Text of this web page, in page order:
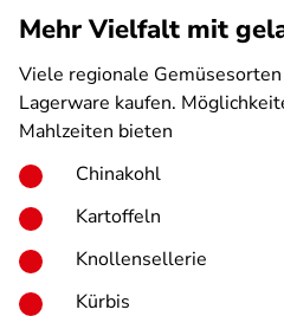
Mehr Vielfalt mit
Viele regionale
Lagerware kaufen.
Mahlzeiten bieten
Chinakohl
Kartoffeln
Knollensellerie
Kürbis